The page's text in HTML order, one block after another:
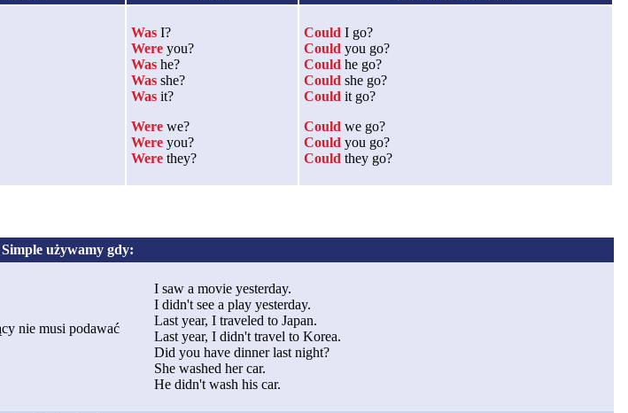
Was I?
Were you?
Was he?
Was she?
Was it?
Were we?
Were you?
Were they?
Could I go?
Could you go?
Could he go?
Could she go?
Could it go?
Could we go?
Could you go?
Could they go?
używamy gdy:
nie musi podawać
I saw a movie yesterday.
I didn't see a play yesterday.
Last year, I traveled to Japan.
Last year, I didn't travel to Korea.
Did you have dinner last night?
She washed her car.
He didn't wash his car.